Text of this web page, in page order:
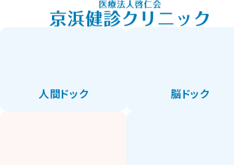
人間ドック 脳ドック